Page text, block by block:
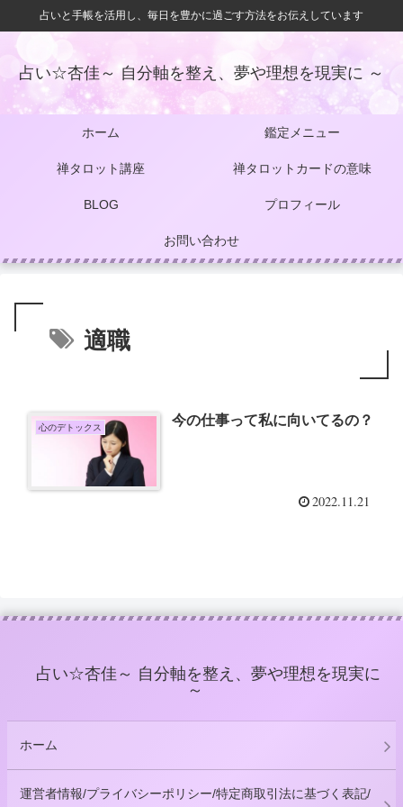
占いと手帳を活用し、毎日を豊かに過ごす方法をお伝えしています
占い☆杏佳～ 自分軸を整え、夢や理想を現実に ～
ホーム 鑑定メニュー
禅タロット講座 禅タロットカードの意味
BLOG プロフィール
お問い合わせ
適職
心のデトックス 今の仕事って私に向いてるの？
2022.11.21
占い☆杏佳～ 自分軸を整え、夢や理想を現実に
～
ホーム
運営者情報/プライバシーポリシー/特定商取引法に基づく表記/